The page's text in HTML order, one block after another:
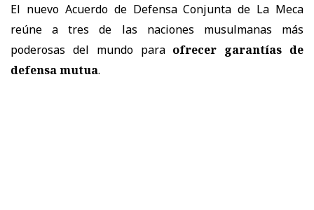
El nuevo Acuerdo de Defensa Conjunta de La Meca
reúne a tres de las naciones musulmanas más
poderosas del mundo para ofrecer garantías de
defensa mutua.